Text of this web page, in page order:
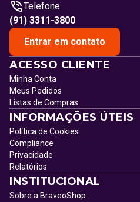
Telefone
(91) 3311-3800
Entrar em contato
ACESSO CLIENTE
Minha Conta
Meus Pedidos
Listas de Compras
INFORMAÇÕES ÚTEIS
Política de Cookies
Compliance
Privacidade
Relatórios
INSTITUCIONAL
Sobre a BraveoShop